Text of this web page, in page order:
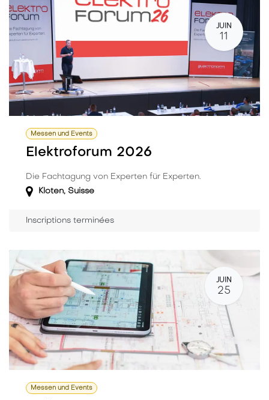
JUIN
11
Messen und Events
Elektroforum 2026
Die Fachtagung von Experten für Experten.
Kloten, Suisse
Inscriptions terminées
JUIN
25
Messen und Events